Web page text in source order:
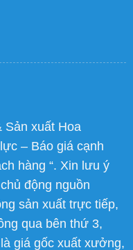
Sản xuất Hoa
– Báo giá cạnh
hàng “. Xin lưu ý
động nguồn
sản xuất trực tiếp,
qua bên thứ 3,
giá gốc xuất xưởng,